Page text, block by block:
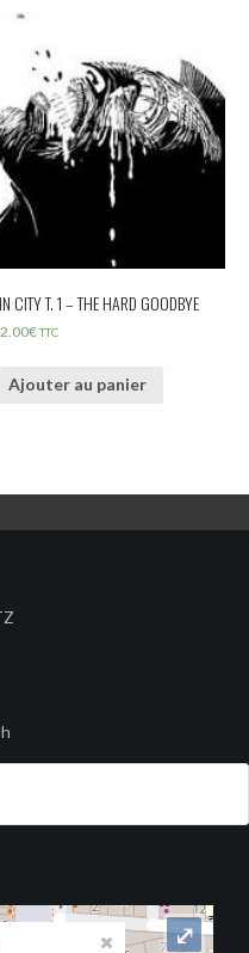
CITY T. 1 – THE HARD GOODBYE
€TTC
Ajouter au panier
⤢